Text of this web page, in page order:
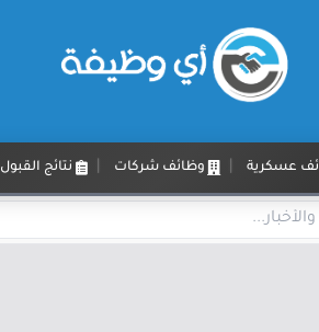
عسكرية وظائف شركات نتائج القبول